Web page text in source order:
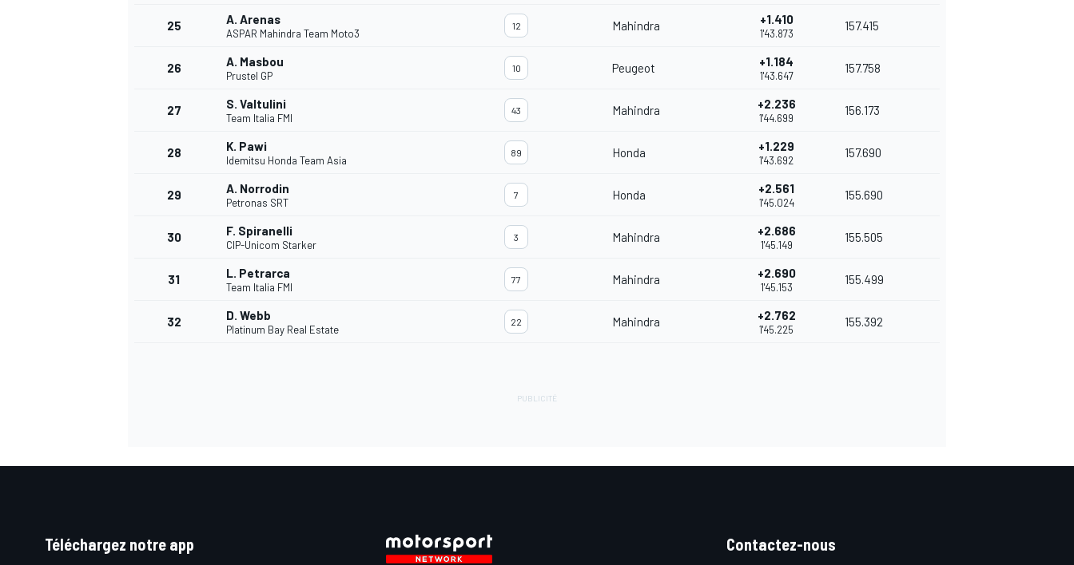
25 A. Arenas
ASPAR Mahindra Team Moto3
12 Mahindra +1.410
1'43.873
157.415
26 A. Masbou
Prustel GP
10 Peugeot +1.184
1'43.647
157.758
27 S. Valtulini
Team Italia FMI
43 Mahindra +2.236
1'44.699
156.173
28 K. Pawi
Idemitsu Honda Team Asia
89 Honda +1.229
1'43.692
157.690
29 A. Norrodin
Petronas SRT
7 Honda +2.561
1'45.024
155.690
30 F. Spiranelli
CIP-Unicom Starker
3 Mahindra +2.686
1'45.149
155.505
31 L. Petrarca
Team Italia FMI
77 Mahindra +2.690
1'45.153
155.499
32 D. Webb
Platinum Bay Real Estate
22 Mahindra +2.762
1'45.225
155.392
Téléchargez notre app Contactez-nous